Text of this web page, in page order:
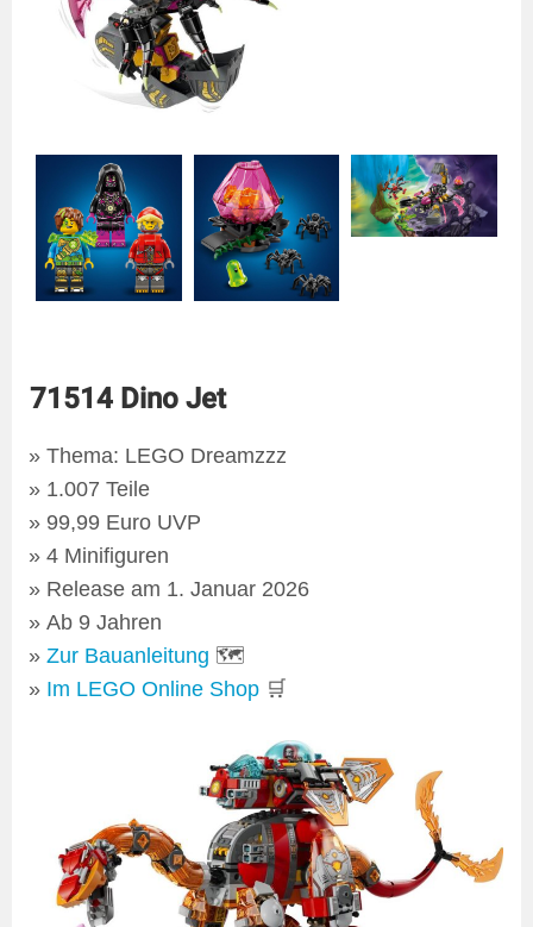
71514 Dino Jet
Thema: LEGO Dreamzzz
1.007 Teile
99,99 Euro UVP
4 Minifiguren
Release am 1. Januar 2026
Ab 9 Jahren
Zur Bauanleitung 🗺
Im LEGO Online Shop 🛒